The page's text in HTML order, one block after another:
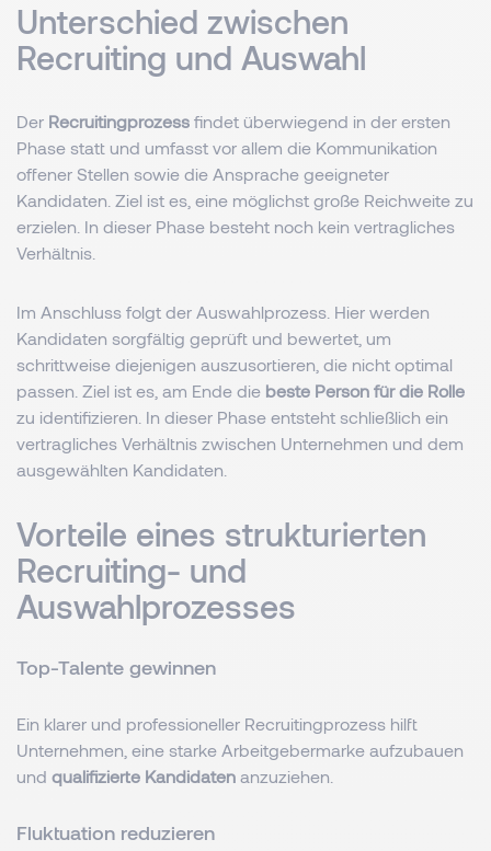
Unterschied zwischen
Recruiting und Auswahl
Der Recruitingprozess findet überwiegend in der ersten
Phase statt und umfasst vor allem die Kommunikation
offener Stellen sowie die Ansprache geeigneter
Kandidaten. Ziel ist es, eine möglichst große Reichweite zu
erzielen. In dieser Phase besteht noch kein vertragliches
Verhältnis.
Im Anschluss folgt der Auswahlprozess. Hier werden
Kandidaten sorgfältig geprüft und bewertet, um
schrittweise diejenigen auszusortieren, die nicht optimal
passen. Ziel ist es, am Ende die beste Person für die Rolle
zu identifizieren. In dieser Phase entsteht schließlich ein
vertragliches Verhältnis zwischen Unternehmen und dem
ausgewählten Kandidaten.
Vorteile eines strukturierten
Recruiting- und
Auswahlprozesses
Top-Talente gewinnen
Ein klarer und professioneller Recruitingprozess hilft
Unternehmen, eine starke Arbeitgebermarke aufzubauen
und qualifizierte Kandidaten anzuziehen.
Fluktuation reduzieren